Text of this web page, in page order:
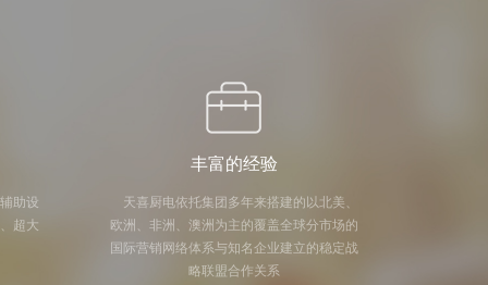
助设
超大
丰富的经验
天喜厨电依托集团多年来搭建的以北美、
欧洲、非洲、澳洲为主的覆盖全球分市场的
国际营销网络体系与知名企业建立的稳定战
略联盟合作关系